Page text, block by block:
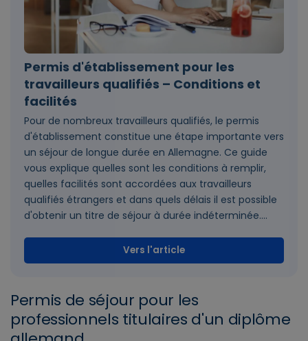
Permis d'établissement pour les
travailleurs qualifiés – Conditions et
facilités
Pour de nombreux travailleurs qualifiés, le permis
d'établissement constitue une étape importante vers
un séjour de longue durée en Allemagne. Ce guide
vous explique quelles sont les conditions à remplir,
quelles facilités sont accordées aux travailleurs
qualifiés étrangers et dans quels délais il est possible
d'obtenir un titre de séjour à durée indéterminée....
Vers l'article
Permis de séjour pour les
professionnels titulaires d'un diplôme